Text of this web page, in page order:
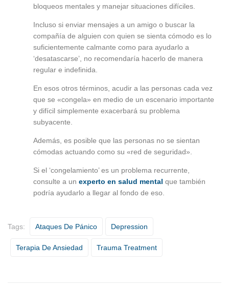
bloqueos mentales y manejar situaciones difíciles.
Incluso si enviar mensajes a un amigo o buscar la
compañía de alguien con quien se sienta cómodo es lo
suficientemente calmante como para ayudarlo a
‘desatascarse’, no recomendaría hacerlo de manera
regular e indefinida.
En esos otros términos, acudir a las personas cada vez
que se «congela» en medio de un escenario importante
y difícil simplemente exacerbará su problema
subyacente.
Además, es posible que las personas no se sientan
cómodas actuando como su «red de seguridad».
Si el ‘congelamiento’ es un problema recurrente,
consulte a un experto en salud mental que también
podría ayudarlo a llegar al fondo de eso.
Tags: Ataques De Pánico Depression
Terapia De Ansiedad Trauma Treatment